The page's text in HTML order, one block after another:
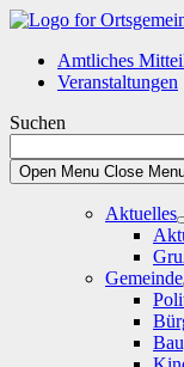
Skip
contentAmtliches
Veranstaltungen
Suchen
Open Menu Close
Aktuelles
Gemeinde